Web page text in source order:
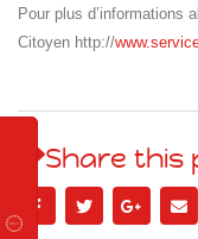
Pour plus d’informations
Citoyen http://
Share this